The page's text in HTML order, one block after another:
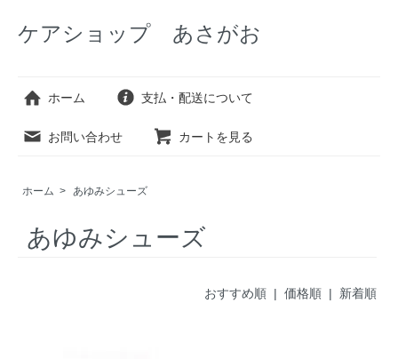
ケアショップ あさがお
ホーム 支払・配送について
お問い合わせ カートを見る
ホーム > あゆみシューズ
あゆみシューズ
おすすめ順 | 価格順| 新着順